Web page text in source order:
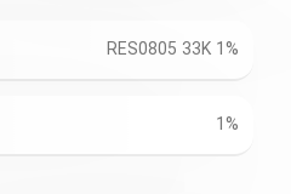
RES0805 33K 1%
1%